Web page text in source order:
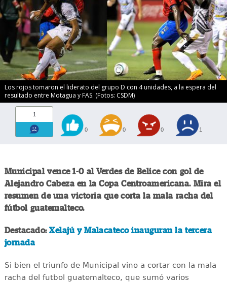
Los rojos tomaron el liderato del grupo D con 4 unidades, a la espera del
resultado entre Motagua y FAS. (Fotos: CSDM)
1
0 0 0 1
Municipal vence 1-0 al Verdes de Belice con gol de
Alejandro Cabeza en la Copa Centroamericana. Mira el
resumen de una victoria que corta la mala racha del
fútbol guatemalteco.
Destacado:Xelajú y Malacateco inauguran la tercera
jornada
Si bien el triunfo de Municipal vino a cortar con la mala
racha del futbol guatemalteco, que sumó varios